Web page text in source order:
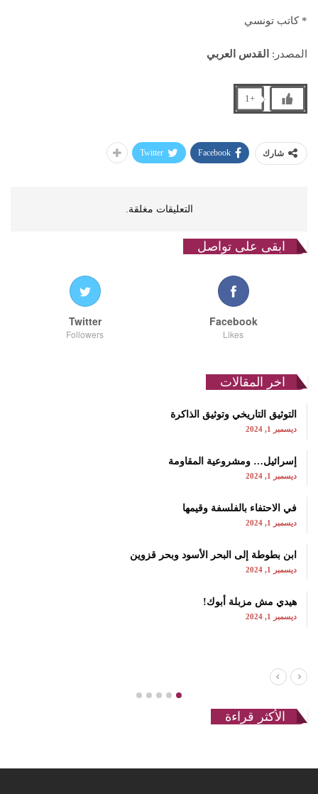
* كاتب تونسي
المصدر: القدس العربي
+1
شارك Facebook
Twitter
التعليقات مغلقة.
ابقى على تواصل
Facebook
Likes
Twitter
Followers
اخر المقالات
التوثيق التاريخي وتوثيق الذاكرة
ديسمبر 1, 2024
إسرائيل… ومشروعية المقاومة
ديسمبر 1, 2024
في الاحتفاء بالفلسفة وقيمها
ديسمبر 1, 2024
ابن بطوطة إلى البحر الأسود وبحر قزوين
ديسمبر 1, 2024
هيدي مش مزبلة أبوك!
ديسمبر 1, 2024
الأكثر قراءة